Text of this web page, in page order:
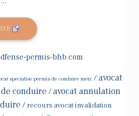
permis-bhb.com
specialise permis de conduire metz /avocat
conduire /avocat annulation
/ recours avocat invalidation